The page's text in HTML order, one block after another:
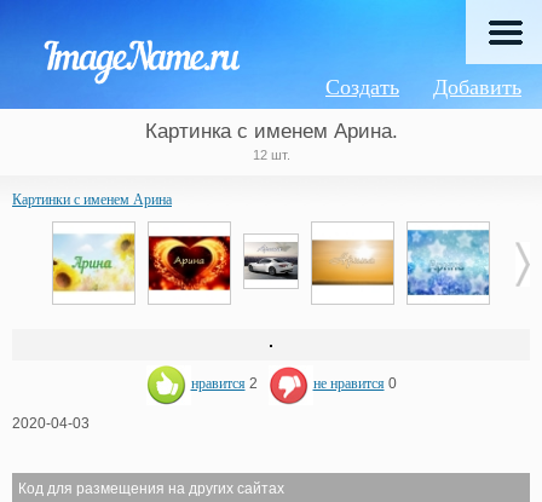
Добавить
Создать
Картинка с именем Арина.
12 шт.
Картинки с именем Арина
нравится 2 не нравится 0
2020-04-03
Код для размещения на других сайтах